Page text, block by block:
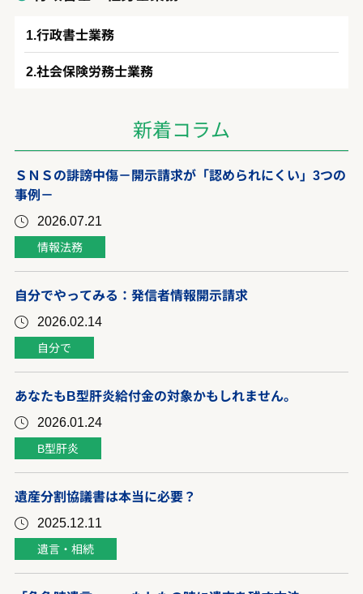
行政書士業務
社会保険労務士業務
新着コラム
ＳＮＳの誹謗中傷－開示請求が「認められにくい」3つの
事例－
2026.07.21
情報法務
自分でやってみる：発信者情報開示請求
2026.02.14
自分で
あなたもB型肝炎給付金の対象かもしれません。
2026.01.24
B型肝炎
遺産分割協議書は本当に必要？
2025.12.11
遺言・相続